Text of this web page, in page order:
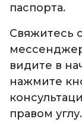
паспорта.
Свяжитесь
видите в
нажмите
правом